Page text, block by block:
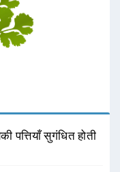
पत्तियाँ सुगंधित होती